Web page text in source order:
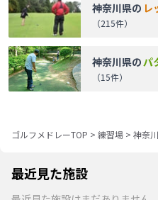
神奈川県の レ
（215件）
神奈川県のパ
（15件）
ゴルフメドレーTOP > 練習場 > 神奈
最近見た施設